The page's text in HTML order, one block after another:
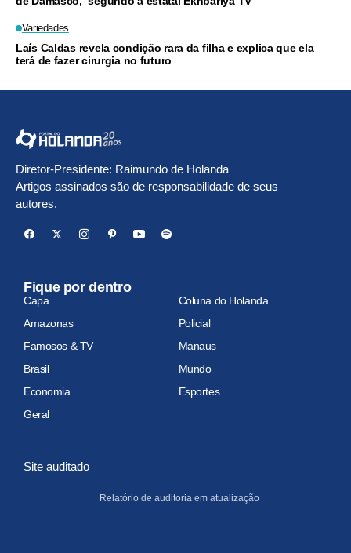
Variedades
Laís Caldas revela condição rara da filha e explica que ela
terá de fazer cirurgia no futuro
Diretor-Presidente: Raimundo de Holanda
Artigos assinados são de responsabilidade de seus
autores.
Fique por dentro
Capa
Coluna do Holanda
Amazonas
Policial
Famosos & TV
Manaus
Brasil
Mundo
Economia
Esportes
Geral
Site auditado
Relatório de auditoria em atualização